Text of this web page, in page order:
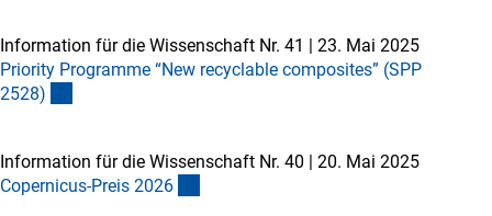
Information für die Wissenschaft Nr. 41 | 23. Mai 2025
Priority Programme “New recyclable composites” (SPP
2528)
Information für die Wissenschaft Nr. 40 | 20. Mai 2025
Copernicus-Preis 2026